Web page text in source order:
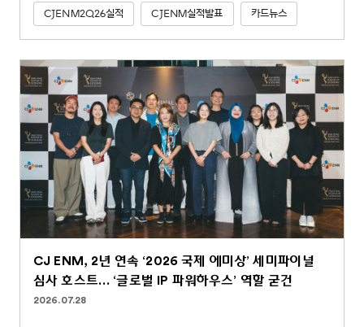
CJENM2Q26실적 CJENM실적발표 카드뉴스
CJ ENM, 2년 연속 ‘2026 국제 에미상’ 세미파이널
심사 호스트… ‘글로벌 IP 파워하우스’ 역할 굳건
2026.07.28